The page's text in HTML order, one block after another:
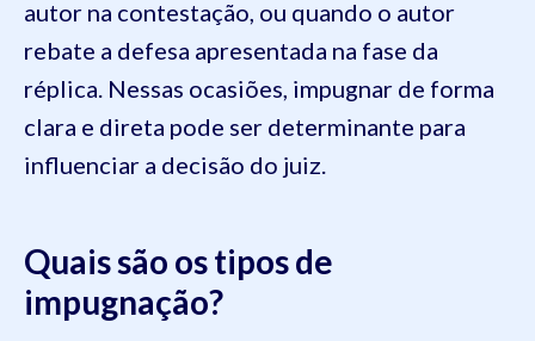
autor na contestação, ou quando o autor
rebate a defesa apresentada na fase da
réplica. Nessas ocasiões, impugnar de forma
clara e direta pode ser determinante para
influenciar a decisão do juiz.
Quais são os tipos de
impugnação?